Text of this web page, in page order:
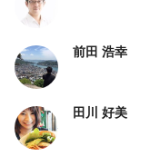
前田 浩幸
田川 好美